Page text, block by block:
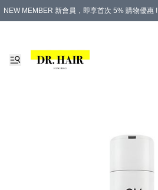
NEW MEMBER 新會員，即享首次 5% 購物優惠 !